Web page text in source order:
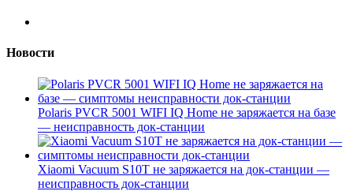
Новости
Polaris PVCR 5001 WIFI IQ Home не заряжается на базе
— неисправность док-станции
Xiaomi Vacuum S10T не заряжается на док-станции —
неисправность док-станции